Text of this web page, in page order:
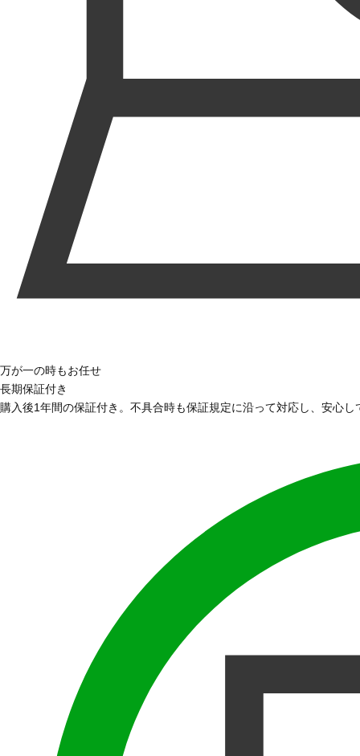
万が一の時もお任せ
長期保証付き
購入後1年間の保証付き。不具合時も保証規定に沿って対応し、安心